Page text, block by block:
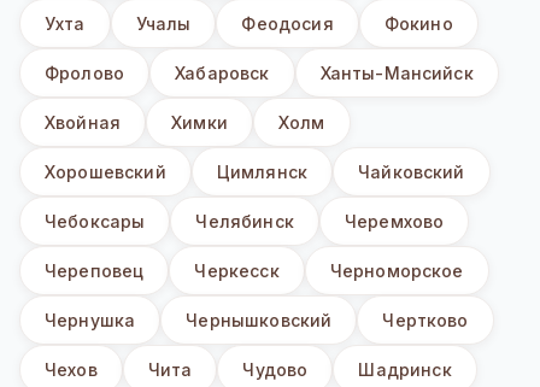
Ухта Учалы Феодосия Фокино
Фролово Хабаровск Ханты-Мансийск
Хвойная Химки Холм
Хорошевский Цимлянск Чайковский
Чебоксары Челябинск Черемхово
Череповец Черкесск Черноморское
Чернушка Чернышковский Чертково
Чехов Чита Чудово Шадринск